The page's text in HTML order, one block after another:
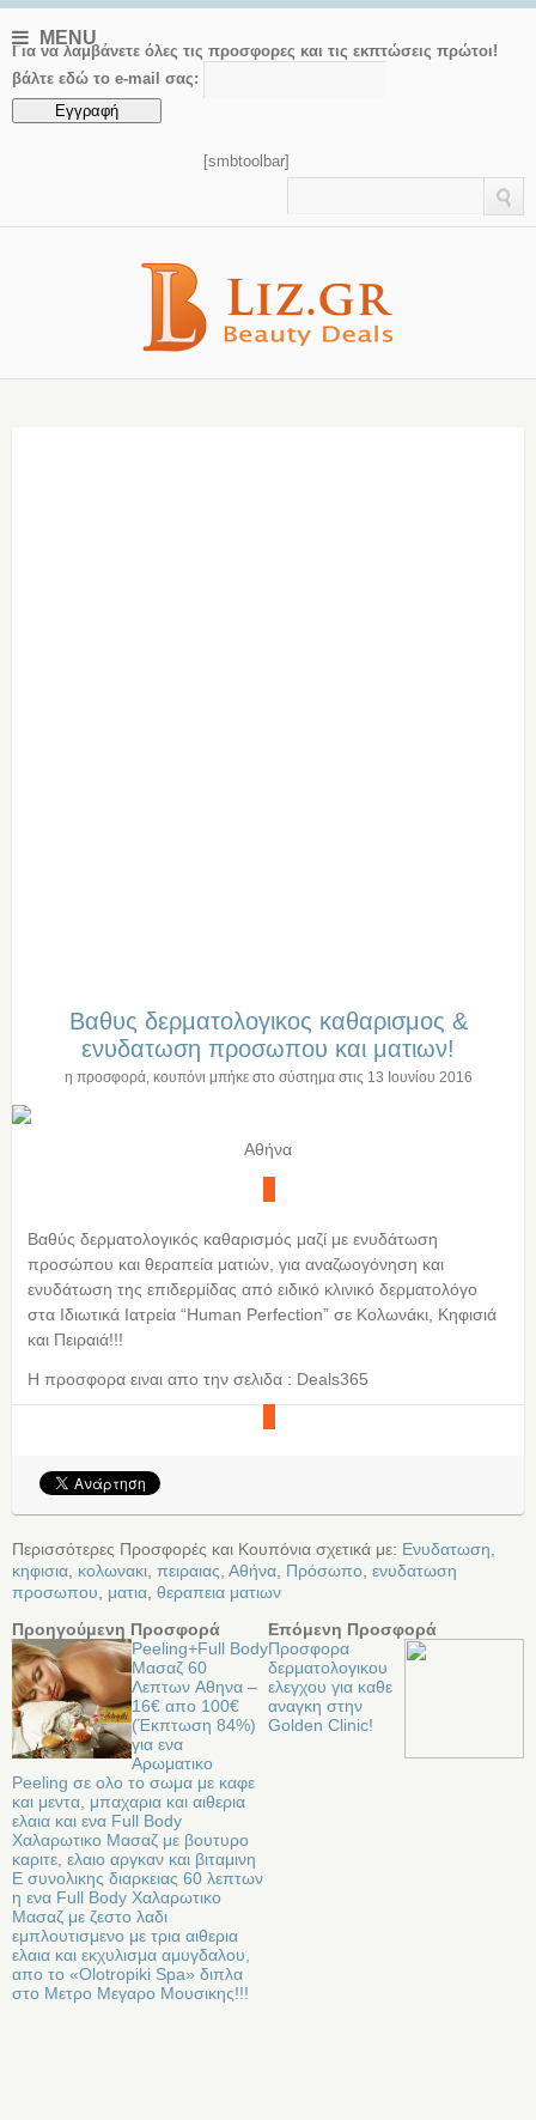
MENU
Για να λαμβάνετε όλες τις προσφορες και τις εκπτώσεις πρώτοι!
βάλτε εδώ το e-mail σας:
[smbtoolbar]
Βαθυς δερματολογικος καθαρισμος &
ενυδατωση προσωπου και ματιων!
η προσφορά, κουπόνι μπήκε στο σύστημα στις 13 Ιουνίου 2016
Αθήνα
Βαθύς δερματολογικός καθαρισμός μαζί με ενυδάτωση
προσώπου και θεραπεία ματιών, για αναζωογόνηση και
ενυδάτωση της επιδερμίδας από ειδικό κλινικό δερματολόγο
στα Ιδιωτικά Ιατρεία “Human Perfection” σε Κολωνάκι, Κηφισιά
και Πειραιά!!!
Η προσφορα ειναι απο την σελιδα : Deals365
Περισσότερες Προσφορές και Κουπόνια σχετικά με: Ενυδατωση
κηφισια κολωνακι πειραιας Αθήνα Πρόσωπο ενυδατωση
προσωπου
ματια θεραπεια ματιων
Προηγούμενη Προσφορά
Peeling+Full Body
Μασαζ 60
Λεπτων Aθηνα –
16€ απο 100€
(Έκπτωση 84%)
για ενα
Aρωματικο
Peeling σε ολο το σωμα με καφε
και μεντα, μπαχαρια και αιθερια
ελαια και ενα Full Body
Χαλαρωτικο Μασαζ με βουτυρο
καριτε, ελαιο αργκαν και βιταμινη
Ε συνολικης διαρκειας 60 λεπτων
η ενα Full Body Χαλαρωτικο
Μασαζ με ζεστο λαδι
εμπλουτισμενο με τρια αιθερια
ελαια και εκχυλισμα αμυγδαλου,
απο το «Olotropiki Spa» διπλα
στο Μετρο Μεγαρο Μουσικης!!!
Επόμενη Προσφορά
Προσφορα
δερματολογικου
ελεγχου για καθε
αναγκη στην
Golden Clinic!